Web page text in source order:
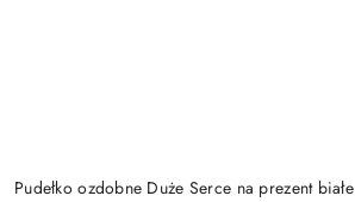
Pudełko ozdobne Duże Serce na prezent białe